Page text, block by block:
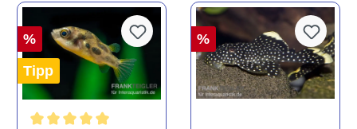
%
Tipp
%